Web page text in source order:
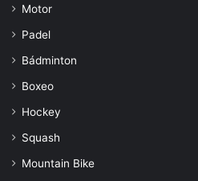
Motor
Padel
Bádminton
Boxeo
Hockey
Squash
Mountain Bike